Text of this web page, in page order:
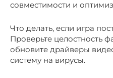
совместимости и
Что делать, если игра
Проверьте целостность
обновите драйверы
систему на вирусы.